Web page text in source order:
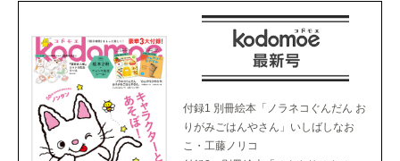
付録1 別冊絵本「ノラネコぐんだん お
りがみごはんやさん」いしばしなお
こ・工藤ノリコ